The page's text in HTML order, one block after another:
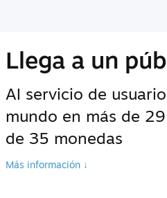
Llega a un
Al servicio de
mundo en más de
de 35 monedas
Más información ↓